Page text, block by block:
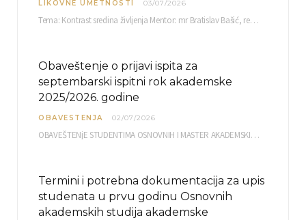
LIKOVNE UMETNOSTI 03/07/2026
Tema: Kontrast sredina življenja Mentor: mr Bratislav Bašić, redovni profesor Sreda, 08.07.2026. u…
Obaveštenje o prijavi ispita za
septembarski ispitni rok akademske
2025/2026. godine
OBAVESTENJA 02/07/2026
OBAVEŠTENjE STUDENTIMA OSNOVNIH I MASTER AKADEMSKIH STUDIJA ELEKTRONSKA PRIJAVA ISPITA za septembarski ispitni rok za…
Termini i potrebna dokumentacija za upis
studenata u prvu godinu Osnovnih
akademskih studija akademske